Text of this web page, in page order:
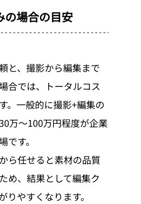
の場合の目安
と、撮影から編集まで
合では、トータルコス
。一般的に撮影+編集の
万〜100万円程度が企業
です。
ら任せると素材の品質
め、結果として編集ク
りやすくなります。